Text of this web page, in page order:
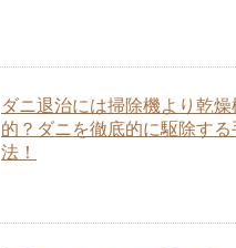
ダニ退治には掃除機より乾
的？ダニを徹底的に駆除す
法！